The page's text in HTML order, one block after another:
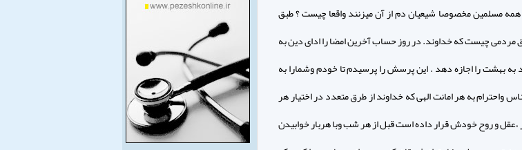
مسلمین مخصوصا شیعیان دم از آن میزنند واقعا چیست ؟ طبق
مردمی چیست که خداوند. در روز حساب آخرین امضا را ادای دین به
به بهشت را اجازه دهد . این پرسش را پرسیدم تا خودم وشمارا به
واحترام به هر امانت الهی که خداوند از طرق متعدد در اختیار هر
،عقل و روح خودش قرار داده است قبل از هر شب وبا هربار خوابیدن